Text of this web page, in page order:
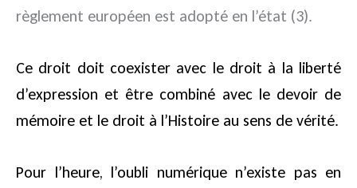
règlement européen est adopté en l’état (3).
Ce droit doit coexister avec le droit à la liberté
d’expression et être combiné avec le devoir de
mémoire et le droit à l’Histoire au sens de vérité.
Pour l’heure, l’oubli numérique n’existe pas en